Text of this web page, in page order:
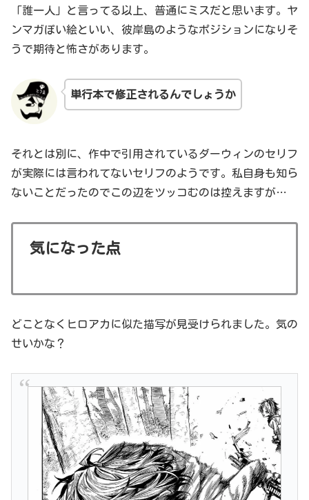
「誰一人」と言ってる以上、普通にミスだと思います。ヤ
ンマガぽい絵といい、彼岸島のようなポジションになりそ
うで期待と怖さがあります。
単行本で修正されるんでしょうか
それとは別に、作中で引用されているダーウィンのセリフ
が実際には言われてないセリフのようです。私自身も知ら
ないことだったのでこの辺をツッコむのは控えますが…
気になった点
どことなくヒロアカに似た描写が見受けられました。気の
せいかな？